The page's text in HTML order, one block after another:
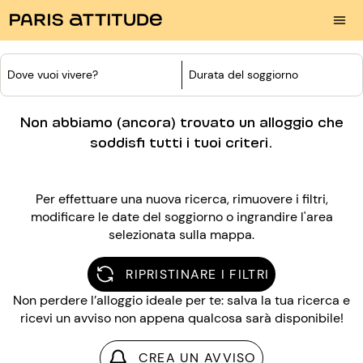
Dove vuoi vivere? Durata del soggiorno
Non abbiamo (ancora) trovato un alloggio che
soddisfi tutti i tuoi criteri.
Per effettuare una nuova ricerca, rimuovere i filtri,
modificare le date del soggiorno o ingrandire l'area
selezionata sulla mappa.
RIPRISTINARE I FILTRI
Non perdere l’alloggio ideale per te: salva la tua ricerca e
ricevi un avviso non appena qualcosa sarà disponibile!
CREA UN AVVISO